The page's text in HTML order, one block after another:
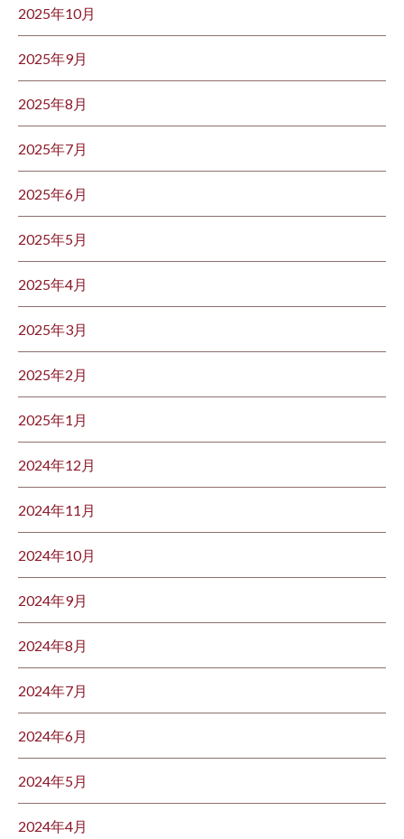
2025年10月
2025年9月
2025年8月
2025年7月
2025年6月
2025年5月
2025年4月
2025年3月
2025年2月
2025年1月
2024年12月
2024年11月
2024年10月
2024年9月
2024年8月
2024年7月
2024年6月
2024年5月
2024年4月